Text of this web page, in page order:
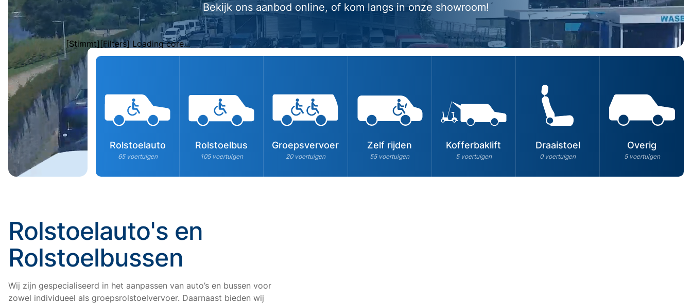
Bekijk ons aanbod online, of kom langs in onze showroom!
[Stimmt][Filters] Loading core...
Rolstoelauto
65 voertuigen
Rolstoelbus
105 voertuigen
Groepsvervoer
20 voertuigen
Zelf rijden
55 voertuigen
Kofferbaklift
5 voertuigen
Draaistoel
0 voertuigen
Overig
5 voertuigen
Rolstoelauto's en
Rolstoelbussen
Wij zijn gespecialiseerd in het aanpassen van auto’s en bussen voor
zowel individueel als groepsrolstoelvervoer. Daarnaast bieden wij